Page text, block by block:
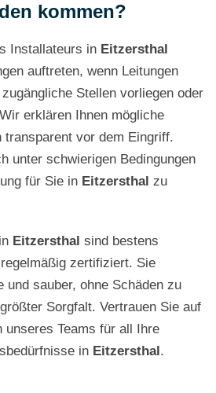
kommen?
Installateurs in Eitzersthal
auftreten, wenn Leitungen
Stellen vorliegen oder
erklären Ihnen mögliche
transparent vor dem Eingriff.
unter schwierigen Bedingungen
für Sie in Eitzersthal zu
Eitzersthal sind bestens
zertifiziert. Sie
und sauber, ohne Schäden zu
Sorgfalt. Vertrauen Sie auf
unseres Teams für all Ihre
in Eitzersthal.